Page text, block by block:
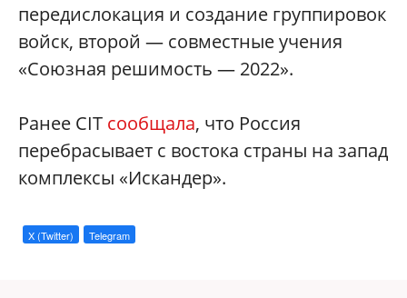
передислокация и создание группировок
войск, второй — совместные учения
«Союзная решимость — 2022».
Ранее CIT сообщала, что Россия
перебрасывает с востока страны на запад
комплексы «Искандер».
X (Twitter) Telegram